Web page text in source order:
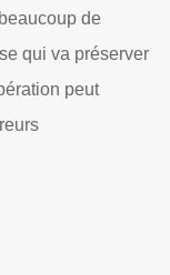
les
il faut
pour
échelles, des
extrêmes. Pour